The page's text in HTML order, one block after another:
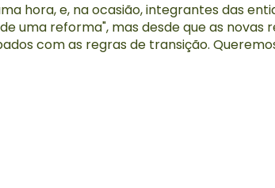
hora, e, na ocasião, integrantes das
uma reforma", mas desde que as
com as regras de transição.